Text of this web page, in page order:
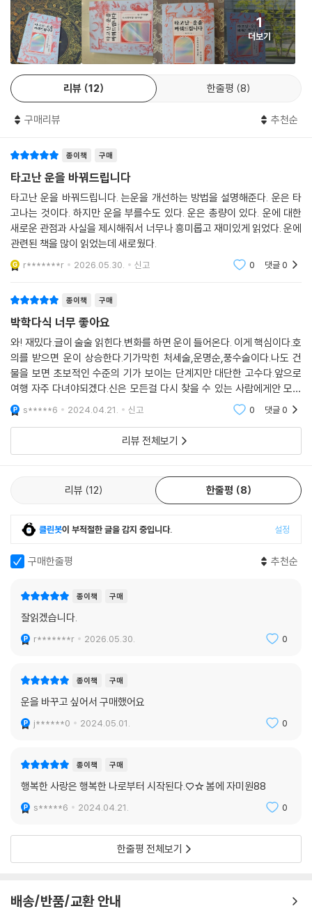
‘당신에게 도움이 되지 않는 인간관계는 끊어 버려라!’
복잡한 세상, 인간관계마저 꼬여 버렸다면 이제 단호해져야 할 때다. 지금
의 인연에 연연하지 말고 새로운 공간에서 새로운 사람들과 새로운 운을
만들어 보자. 인간관계의 맺고 끊음 또한 당신에게 일어나는 새로운 변화
다. 변화를 두려워하면 운은 다가오지 않는다. 도움이 되는, 당신을 가장 당
신답게 만들어 주는 사람과 함께 떠나 재충전의 시간을 가지는 것도 좋은
온 것이다. ‘헤어지고 싶지만, 새로운 사람을 만날 수 있을까?’ 같은 소리는
한다. 행복한 연애는 행복한 ‘나’로부터 시작된다. 잘못된 인연을 붙잡느라
나의 행복을 놓치지 않도록 주의하자. 이 원리를 잘 활용한다면 어느새 당
신의 주변은 좋은 인연들로 가득 할 것이다.
운이 중요한 건 알겠는데, 그래서 어떻게 좋아지냐고?
소소하지만 확실하게, 작은 변화를 모아서 큰 변화를 이끄는 운 상승법 공
개!
그동안 아무도 자세히 알려 주지 않았던 운이 좋아지는 비법들이 모두 이
책에 있다. 행복한 연애를 도와줄 점성술, 인간관계 정리법, 돈을 부르는 풍
수 등 타고난 운을 자연스럽게 바꾸는 법을 제시한다! 황당해서 따라 하기
어려운 내용만 있지 않냐고? 아니다! 누구나 쉽게 행동에 옮길 수 있는 현
실적이고 소소한 방법들로 가득 담겨 있다. 내 운은 다른 그 누구도 아닌 나
만이 바꿀 수 있다. 당장 변화가 두려워 지금을 유지하려고만 하면 운은 계
속해서 나빠질 뿐이다. 변화를 통해 나쁜 운은 좋게, 좋은 운은 더 좋게 만
들어 주는 그의 조언에 귀 기울여 보자.
‘지금 내 나이에 도전해도 될까?’
이 책은 아직 청춘이니 도전하라는 뻔한 말은 하지 않는다. 나이대별로 도
전할 시기, 성과를 얻는 시기와 모든 것을 버려야 하는 시기를 구체적으로
하는 시기 또한 존재한다. 지금 당신의 별자리에 ‘시련의 별’ 토성이 머물고
수 있다. 당신의 운은 당신에게 달려 있다. 변화, 도전이라는 말이 부담스럽
화하다 보면 어느새 도전은 이미 현실이 되어있을 것이다. 일상 속 소소한
운부터 연애, 돈, 인간관계 문제의 해답까지, 풍부한 저자의 경험이 당신의
궁금증을 모두 해결해 줄 것이다.
어 주는 듯했다.”
람, 답답한 사람들. 너 나 할 것 없이 모두 읽었으면 좋겠다.”
“운을 높이는 간단한 규칙이 가득하다. 이 책을 운의 교과서 삼아 변화를
두려워하지 말고 행운을 잡아라.”
1
더보기
리뷰 12 한줄평 8
구매리뷰 추천순
종이책 구매
타고난 운을 바꿔드립니다
타고난 운을 바꿔드립니다. 는운을 개선하는 방법을 설명해준다. 운은 타
고나는 것이다. 하지만 운을 부를수도 있다. 운은 총량이 있다. 운에 대한
새로운 관점과 사실을 제시해줘서 너무나 흥미롭고 재미있게 읽었다. 운에
관련된 책을 많이 읽었는데 새로웠다.
r*******r 2026.05.30. 신고 0 댓글0
종이책 구매
박학다식 너무 좋아요
와! 재밌다.글이 술술 읽힌다.변화를 하면 운이 들어온다. 이게 핵심이다.호
의를 받으면 운이 상승한다.기가막힌 처세술,운명순,풍수술이다.나도 건
물을 보면 초보적인 수준의 기가 보이는 단계지만 대단한 고수다.앞으로
여행 자주 다녀야되겠다.신은 모든걸 다시 찾을 수 있는 사람에게안 모든
걸 잃게한다.♡☆봄에 자미원88
s*****6 2024.04.21. 신고 0 댓글0
리뷰 전체보기
리뷰 12 한줄평 8
클린봇이 부적절한 글을 감지 중입니다. 설정
구매한줄평 추천순
종이책 구매
잘읽겠습니다.
r*******r 2026.05.30. 0
종이책 구매
운을 바꾸고 싶어서 구매했어요
j******0 2024.05.01. 0
종이책 구매
행복한 사랑은 행복한 나로부터 시작된다.♡☆ 봄에 자미원88
s*****6 2024.04.21. 0
한줄평 전체보기
배송/반품/교환 안내